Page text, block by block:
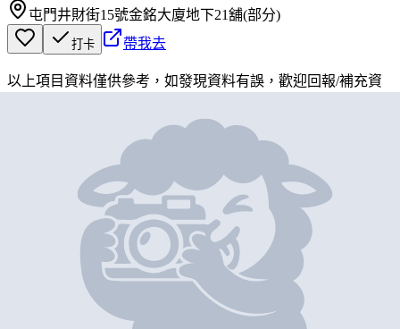
屯門井財街15號金銘大廈地下21舖(部分)
打卡 帶我去
以上項目資料僅供參考，如發現資料有誤，歡迎回報/補充資